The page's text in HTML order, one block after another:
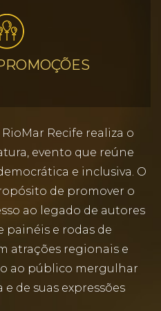
Recife realiza o
evento que reúne
e inclusiva. O
de promover o
ao legado de autores
painéis e rodas de
atrações regionais e
ao público mergulhar
de suas expressões